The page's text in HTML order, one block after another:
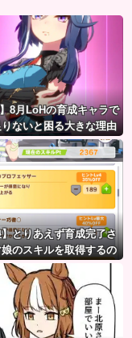
8月LoHの育成キャラで
ないと困る大きな理由
←「不調を考慮すると1
021必要」
とりあえず育成完了さ
のスキルを取得するの
のまま終わらせたろ！
れちょっと損してる
ぞ」